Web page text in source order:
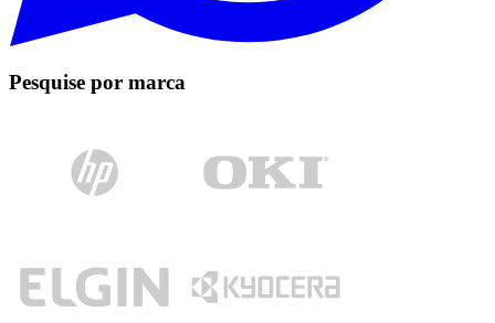
Pesquise por marca